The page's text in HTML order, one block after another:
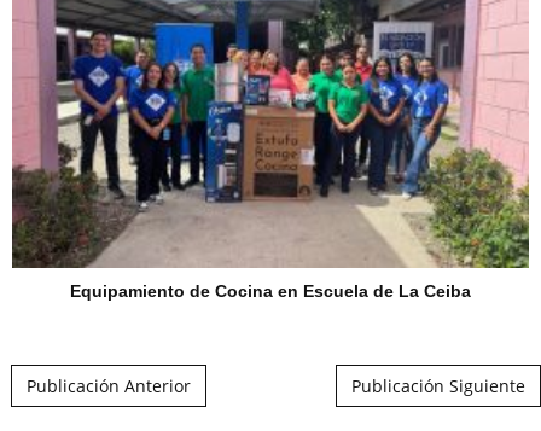
Equipamiento de Cocina en Escuela de La Ceiba
Publicación Anterior Publicación Siguiente